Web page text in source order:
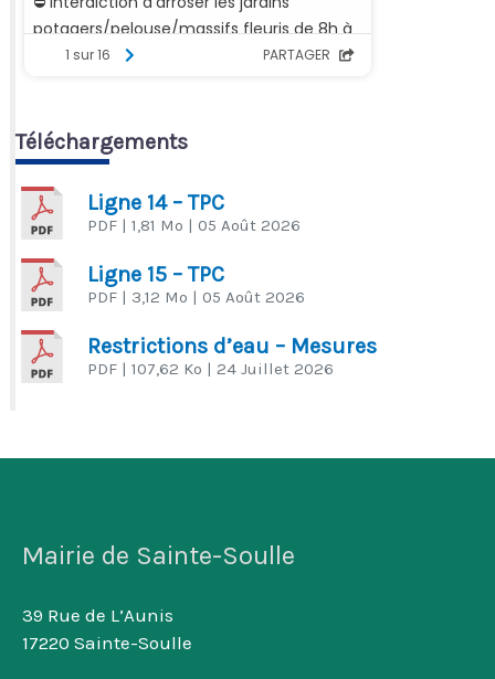
Téléchargements
Ligne 14 – TPC
PDF | 1,81 Mo | 05 Août 2026
Ligne 15 – TPC
PDF | 3,12 Mo | 05 Août 2026
Restrictions d’eau – Mesures
PDF | 107,62 Ko | 24 Juillet 2026
Mairie de Sainte-Soulle
39 Rue de L’Aunis
17220 Sainte-Soulle